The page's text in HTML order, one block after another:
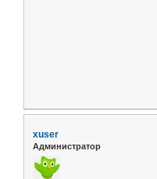
xuser
Администратор